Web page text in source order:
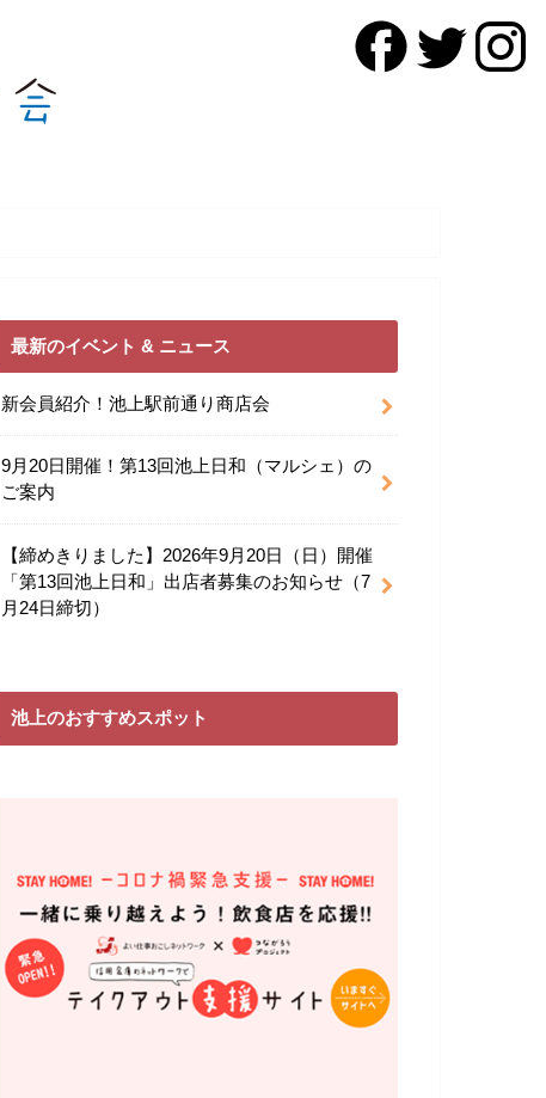
最新のイベント & ニュース
新会員紹介！池上駅前通り商店会
9月20日開催！第13回池上日和（マルシェ）の
ご案内
【締めきりました】2026年9月20日（日）開催
「第13回池上日和」出店者募集のお知らせ（7
月24日締切）
池上のおすすめスポット